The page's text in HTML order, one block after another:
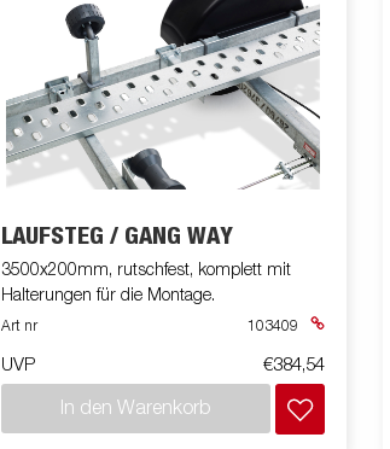
LAUFSTEG / GANG WAY
3500x200mm, rutschfest, komplett mit
Halterungen für die Montage.
Art nr 103409
UVP €384,54
In den Warenkorb